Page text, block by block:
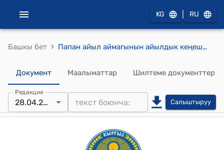
KG RU
Башкы бет › Папан айыл аймагынын айылдык кеңешинин 2025-жылдын 28-апрели № XII Папан айыл аймагынын айыл өкмөтүнө караштуу Арал участкасындагы жер участогун которуу (трансформациялоо) жөнүндө токтому
Документ Маалыматтар Шилтеме документтер
Редакция
28.04.2025 Салыштыруу